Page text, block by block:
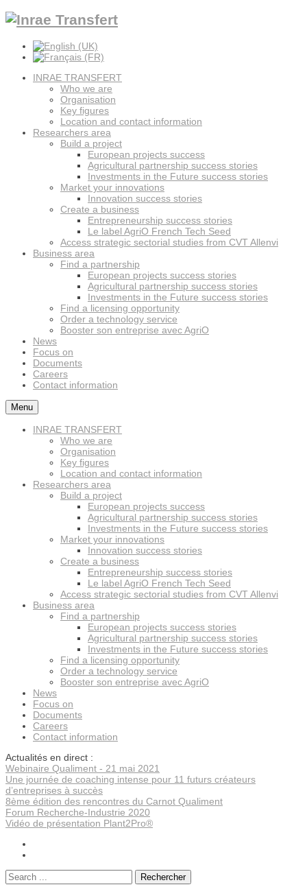
INRAE TRANSFERT
Who we are
Organisation
Key figures
Location and contact information
Researchers area
Build a project
European projects success
Agricultural partnership success stories
Investments in the Future success stories
Market your innovations
Innovation success stories
Create a business
Entrepreneurship success stories
Le label AgriO French Tech Seed
Access strategic sectorial studies from CVT Allenvi
Business area
Find a partnership
European projects success stories
Agricultural partnership success stories
Investments in the Future success stories
Find a licensing opportunity
Order a technology service
Booster son entreprise avec AgriO
News
Focus on
Documents
Careers
Contact information
Menu
INRAE TRANSFERT
Who we are
Organisation
Key figures
Location and contact information
Researchers area
Build a project
European projects success
Agricultural partnership success stories
Investments in the Future success stories
Market your innovations
Innovation success stories
Create a business
Entrepreneurship success stories
Le label AgriO French Tech Seed
Access strategic sectorial studies from CVT Allenvi
Business area
Find a partnership
European projects success stories
Agricultural partnership success stories
Investments in the Future success stories
Find a licensing opportunity
Order a technology service
Booster son entreprise avec AgriO
News
Focus on
Documents
Careers
Contact information
Actualités en direct :
Webinaire Qualiment - 21 mai 2021
Une journée de coaching intense pour 11 futurs créateurs
d’entreprises à succès
8ème édition des rencontres du Carnot Qualiment
Forum Recherche-Industrie 2020
Vidéo de présentation Plant2Pro®
Rechercher